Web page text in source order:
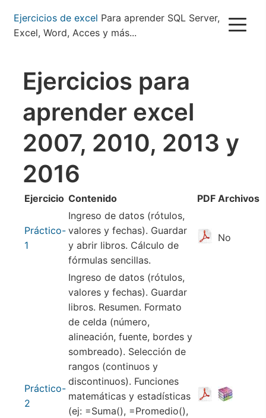
Pasar
contenido
Ejercicios de excel Para aprender SQL Server,
Excel, Word, Acces y más...
Ejercicios para
aprender excel
2007, 2010, 2013 y
2016
Ejercicio Contenido PDF Archivos
Práctico-
1
Ingreso de datos (rótulos,
valores y fechas). Guardar
y abrir libros. Cálculo de
fórmulas sencillas.
No
Práctico-
2
Ingreso de datos (rótulos,
valores y fechas). Guardar
libros. Resumen. Formato
de celda (número,
alineación, fuente, bordes y
sombreado). Selección de
rangos (continuos y
discontinuos). Funciones
matemáticas y estadísticas
(ej: =Suma(), =Promedio(),